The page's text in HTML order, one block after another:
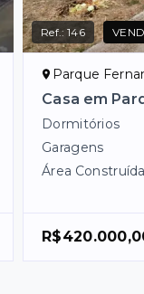
Ref.:146
Parque
Casa em
Dormitórios
Garagens
Área Construída